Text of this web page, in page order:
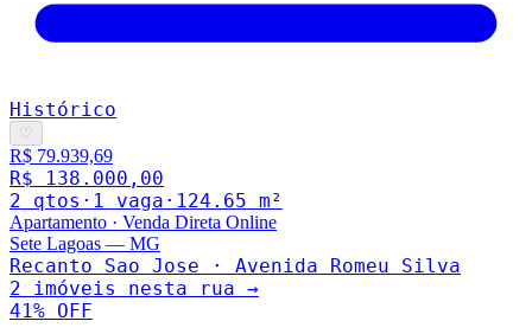
Histórico
♡
R$ 79.939,69
R$ 138.000,00
2 qtos · 1 vaga · 124.65 m²
Apartamento · Venda Direta Online
Sete Lagoas — MG
Recanto Sao Jose · Avenida Romeu Silva
2 imóveis nesta rua →
41% OFF